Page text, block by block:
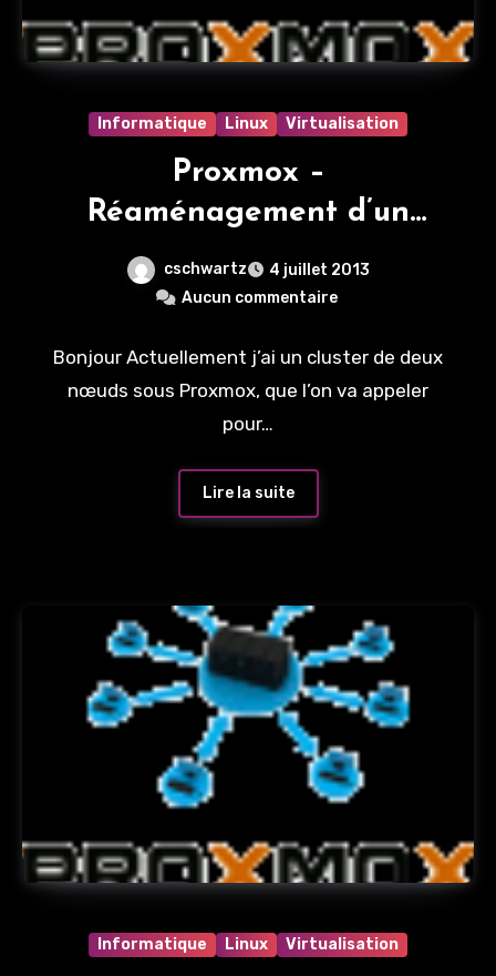
Informatique Linux Virtualisation
Proxmox –
Réaménagement d’un
cschwartz
4 juillet 2013
Aucun commentaire
Bonjour Actuellement j’ai un cluster de deux
nœuds sous Proxmox, que l’on va appeler
pour…
Lire la suite
Informatique Linux Virtualisation